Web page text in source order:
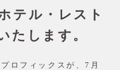
テル・レスト
たします。
ロフィックスが、7月